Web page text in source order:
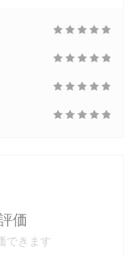
価
できます